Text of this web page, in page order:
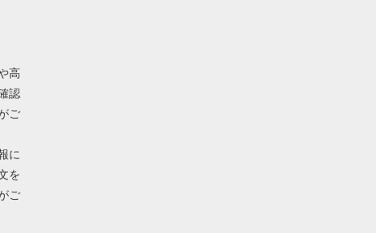
高
認
ご
に
を
ご